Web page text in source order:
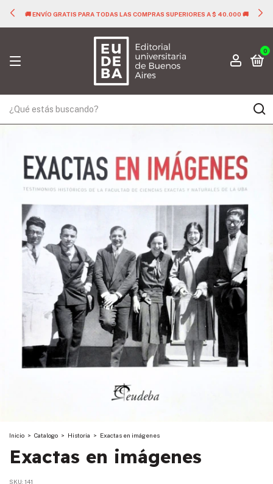
🚚 ENVÍO GRATIS PARA TODAS LAS COMPRAS SUPERIORES A $ 40.000 🚚
0
Inicio > Catalogo > Historia > Exactas en imágenes
Exactas en imágenes
SKU: 141